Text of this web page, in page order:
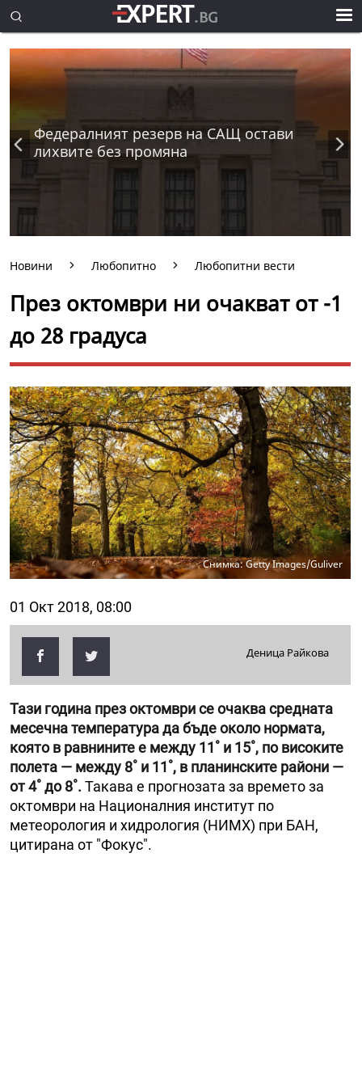
Федералният резерв на САЩ остави
лихвите без промяна
Новини Любопитно Любопитни вести
През октомври ни очакват от -1
до 28 градуса
Снимка: Getty Images/Guliver
01 Окт 2018, 08:00
Деница Райкова
Тази година през октомври се очаква средната
месечна температура да бъде около нормата,
която в равнините е между 11˚ и 15˚, по високите
полета — между 8˚ и 11˚, в планинските райони —
от 4˚ до 8˚. Такава е прогнозата за времето за
октомври на Националния институт по
метеорология и хидрология (НИМХ) при БАН,
цитирана от "Фокус".